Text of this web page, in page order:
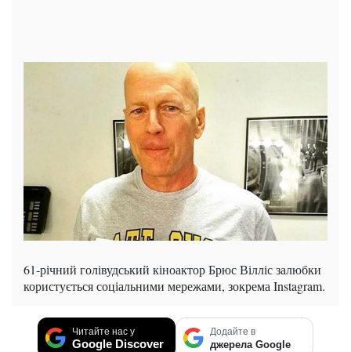
61-річний голівудський кіноактор Брюс Вілліс залюбки
користується соціальними мережами, зокрема Instagram.
Читайте нас у
Google Discover
Додайте в
джерела Google